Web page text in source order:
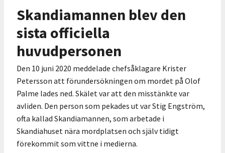
Skandiamannen blev den
sista officiella
huvudpersonen
Den 10 juni 2020 meddelade chefsåklagare Krister
Petersson att förundersökningen om mordet på Olof
Palme lades ned. Skälet var att den misstänkte var
avliden. Den person som pekades ut var Stig Engström,
ofta kallad Skandiamannen, som arbetade i
Skandiahuset nära mordplatsen och själv tidigt
förekommit som vittne i medierna.